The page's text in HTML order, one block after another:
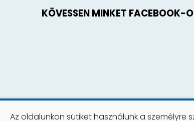
Az oldalunkon sütiket használunk a
KÖVESSEN MINKET FACEBOOK-